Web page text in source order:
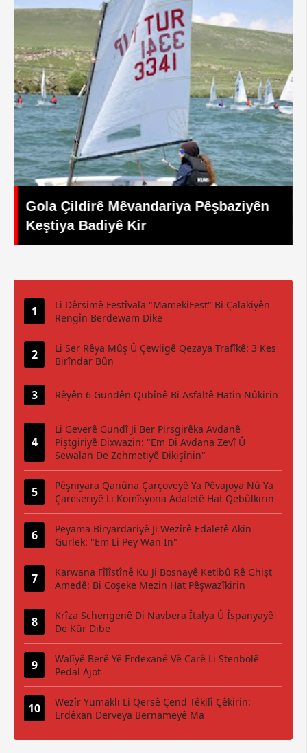
Qeyrana Protokolê Morkirina Xwe Li
Festîvala Mêrdînikê Xist: Têkçûna
Axaftinan Coş Sûd Kir
Li Dêrsimê Festîvala "MamekiFest" Bi Çalakiyên
Rengîn Berdewam Dike
Li Ser Rêya Mûş Û Çewligê Qezaya Trafîkê: 3 Kes
Birîndar Bûn
Rêyên 6 Gundên Qubînê Bi Asfaltê Hatin Nûkirin
Li Geverê Gundî Ji Ber Pirsgirêka Avdanê
Piştgiriyê Dixwazin: "Em Di Avdana Zevî Û
Sewalan De Zehmetiyê Dikişînin"
Pêşniyara Qanûna Çarçoveyê Ya Pêvajoya Nû Ya
Çareseriyê Li Komîsyona Adaletê Hat Qebûlkirin
Peyama Biryardariyê Ji Wezîrê Edaletê Akin
Gurlek: "Em Li Pey Wan In"
Karwana Fîlîstînê Ku Ji Bosnayê Ketibû Rê Ghişt
Amedê: Bi Coşeke Mezin Hat Pêşwazîkirin
Krîza Schengenê Di Navbera Îtalya Û Îspanyayê
De Kûr Dibe
Walîyê Berê Yê Erdexanê Vê Carê Li Stenbolê
Pedal Ajot
Wezîr Yumaklı Li Qersê Çend Têkilî Çêkirin:
Erdêxan Derveya Bernameyê Ma